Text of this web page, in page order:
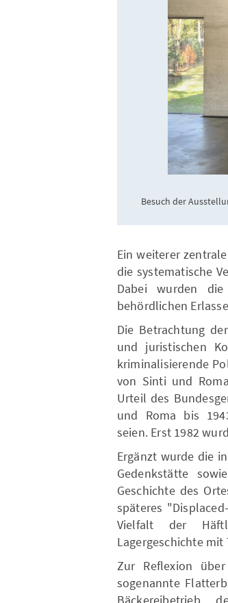
Besuch der
Ein weiterer
die systematische
Dabei wurden die
behördlichen
Die Betrachtung
und juristischen
kriminalisierende
von Sinti und
Urteil des
und Roma bis
seien. Erst 1982
Ergänzt wurde die
Gedenkstätte
Geschichte des
späteres
Vielfalt der
Lagergeschichte
Zur Reflexion
sogenannte